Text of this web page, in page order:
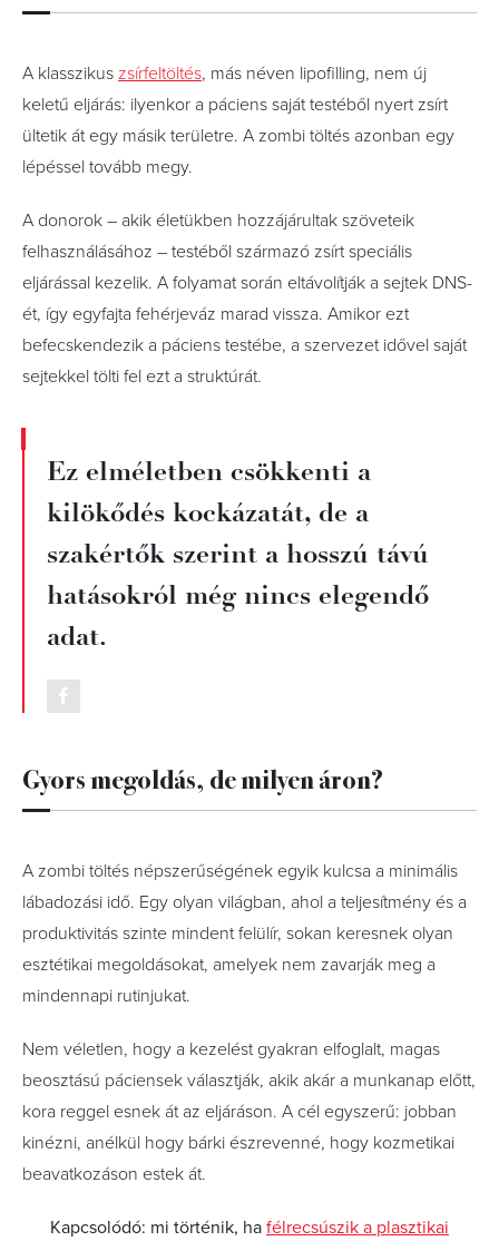
A klasszikus zsírfeltöltés, más néven lipofilling, nem új
keletű eljárás: ilyenkor a páciens saját testéből nyert zsírt
ültetik át egy másik területre. A zombi töltés azonban egy
lépéssel tovább megy.
A donorok – akik életükben hozzájárultak szöveteik
felhasználásához – testéből származó zsírt speciális
eljárással kezelik. A folyamat során eltávolítják a sejtek DNS-
ét, így egyfajta fehérjeváz marad vissza. Amikor ezt
befecskendezik a páciens testébe, a szervezet idővel saját
sejtekkel tölti fel ezt a struktúrát.
Ez elméletben csökkenti a
kilökődés kockázatát, de a
szakértők szerint a hosszú távú
hatásokról még nincs elegendő
adat.
Gyors megoldás, de milyen áron?
A zombi töltés népszerűségének egyik kulcsa a minimális
lábadozási idő. Egy olyan világban, ahol a teljesítmény és a
produktivitás szinte mindent felülír, sokan keresnek olyan
esztétikai megoldásokat, amelyek nem zavarják meg a
mindennapi rutinjukat.
Nem véletlen, hogy a kezelést gyakran elfoglalt, magas
beosztású páciensek választják, akik akár a munkanap előtt,
kora reggel esnek át az eljáráson. A cél egyszerű: jobban
kinézni, anélkül hogy bárki észrevenné, hogy kozmetikai
beavatkozáson estek át.
Kapcsolódó: mi történik, ha félrecsúszik a plasztikai